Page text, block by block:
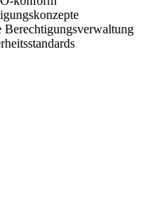
Berechtigungsverwaltung